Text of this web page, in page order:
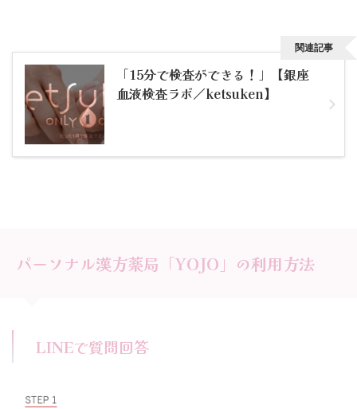
「15分で検査ができる！」【銀座
血液検査ラボ／ketsuken】
関連記事
パーソナル漢方薬局「YOJO」の利用方法
LINEで質問回答